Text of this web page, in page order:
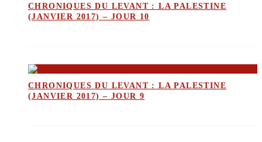
CHRONIQUES DU LEVANT : LA PALESTINE
(JANVIER 2017) – JOUR 10
CHRONIQUES DU LEVANT : LA PALESTINE
(JANVIER 2017) – JOUR 9